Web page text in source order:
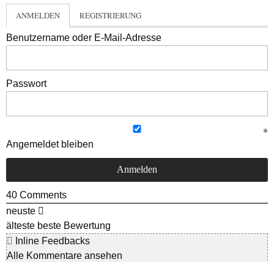
ANMELDEN REGISTRIERUNG
Benutzername oder E-Mail-Adresse
Passwort
Angemeldet bleiben
40 Comments
neuste
älteste beste Bewertung
Inline Feedbacks
Alle Kommentare ansehen